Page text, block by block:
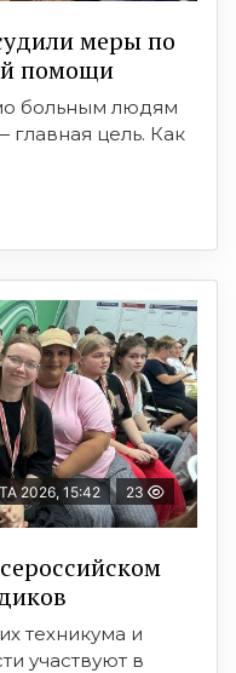
меры по
помощи
больным людям
главная цель. Как
2026, 15:42 23
техникума и
участвуют в